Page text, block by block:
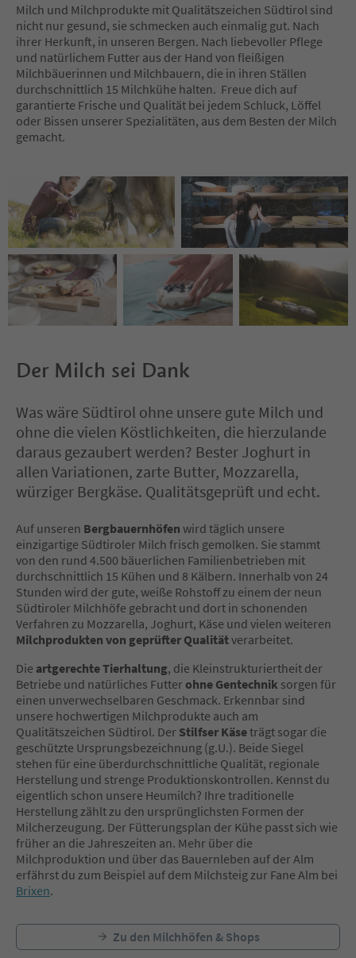
Milch und Milchprodukte mit Qualitätszeichen Südtirol sind
nicht nur gesund, sie schmecken auch einmalig gut. Nach
ihrer Herkunft, in unseren Bergen. Nach liebevoller Pflege
und natürlichem Futter aus der Hand von fleißigen
Milchbäuerinnen und Milchbauern, die in ihren Ställen
durchschnittlich 15 Milchkühe halten. Freue dich auf
garantierte Frische und Qualität bei jedem Schluck, Löffel
oder Bissen unserer Spezialitäten, aus dem Besten der Milch
gemacht.
Der Milch sei Dank
Was wäre Südtirol ohne unsere gute Milch und
ohne die vielen Köstlichkeiten, die hierzulande
daraus gezaubert werden? Bester Joghurt in
allen Variationen, zarte Butter, Mozzarella,
würziger Bergkäse. Qualitätsgeprüft und echt.
Auf unseren Bergbauernhöfen wird täglich unsere
einzigartige Südtiroler Milch frisch gemolken. Sie stammt
von den rund 4.500 bäuerlichen Familienbetrieben mit
durchschnittlich 15 Kühen und 8 Kälbern. Innerhalb von 24
Stunden wird der gute, weiße Rohstoff zu einem der neun
Südtiroler Milchhöfe gebracht und dort in schonenden
Verfahren zu Mozzarella, Joghurt, Käse und vielen weiteren
Milchprodukten von geprüfter Qualitätverarbeitet.
Die artgerechte Tierhaltung, die Kleinstrukturiertheit der
Betriebe und natürliches Futterohne Gentechnik sorgen für
einen unverwechselbaren Geschmack. Erkennbar sind
unsere hochwertigen Milchprodukte auch am
Qualitätszeichen Südtirol. Der Stilfser Käseträgt sogar die
geschützte Ursprungsbezeichnung (g.U.). Beide Siegel
stehen für eine überdurchschnittliche Qualität, regionale
Herstellung und strenge Produktionskontrollen. Kennst du
eigentlich schon unsere Heumilch? Ihre traditionelle
Herstellung zählt zu den ursprünglichsten Formen der
Milcherzeugung. Der Fütterungsplan der Kühe passt sich wie
früher an die Jahreszeiten an. Mehr über die
Milchproduktion und über das Bauernleben auf der Alm
erfährst du zum Beispiel auf dem Milchsteig zur Fane Alm bei
Brixen.
Zu den Milchhöfen & Shops